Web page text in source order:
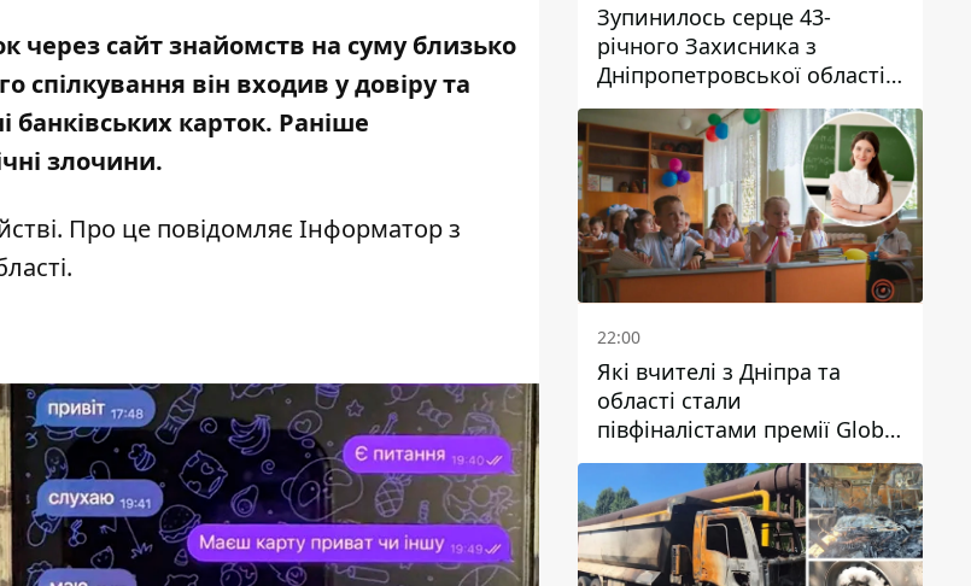
через сайт знайомств на суму близько
він входив у довіру та
банківських карток. Раніше
злочини.
Про це повідомляє Інформатор з
.
Зупинилось серце 43-
річного Захисника з
Дніпропетровської області
Євгена Зінченка
22:00
Які вчителі з Дніпра та
області стали
півфіналістами премії Global
Teacher Prize Ukraine 2026